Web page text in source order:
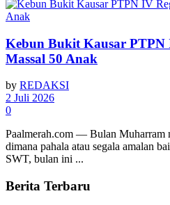
Kebun Bukit Kausar PTPN
Massal 50 Anak
by REDAKSI
2 Juli 2026
0
Paalmerah.com — Bulan Muharram
dimana pahala atau segala amalan
SWT, bulan ini ...
Berita Terbaru